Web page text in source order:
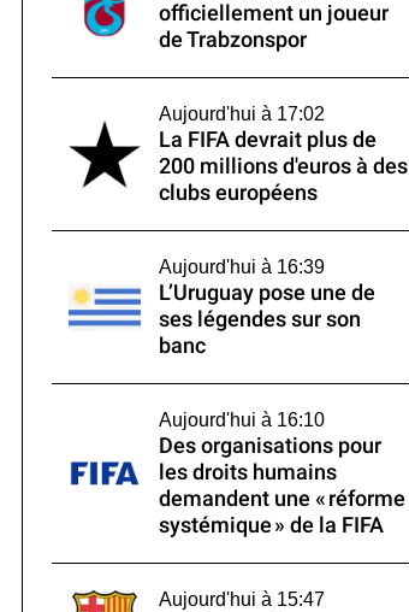
officiellement un joueur
de Trabzonspor
Aujourd'hui à 17:02
La FIFA devrait plus de
200 millions d'euros à des
clubs européens
Aujourd'hui à 16:39
L’Uruguay pose une de
ses légendes sur son
banc
Aujourd'hui à 16:10
Des organisations pour
les droits humains
demandent une « réforme
systémique » de la FIFA
Aujourd'hui à 15:47